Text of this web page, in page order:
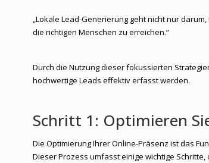
„Lokale Lead-Generierung geht nicht nur
die richtigen Menschen zu erreichen.“
Durch die Nutzung dieser fokussierten
hochwertige Leads effektiv erfasst werden.
Schritt 1: Optimieren
Die Optimierung Ihrer Online-Präsenz ist das
Dieser Prozess umfasst einige wichtige